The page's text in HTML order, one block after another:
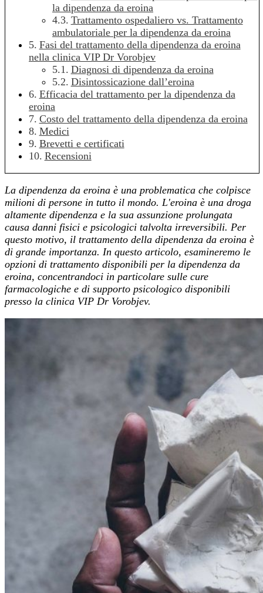
la dipendenza da eroina
Trattamento ospedaliero vs. Trattamento
ambulatoriale per la dipendenza da eroina
Fasi del trattamento della dipendenza da eroina
nella clinica VIP Dr Vorobjev
Diagnosi di dipendenza da eroina
Disintossicazione dall’eroina
Efficacia del trattamento per la dipendenza da
eroina
Costo del trattamento della dipendenza da eroina
Medici
Brevetti e certificati
Recensioni
La dipendenza da eroina è una problematica che colpisce
milioni di persone in tutto il mondo. L'eroina è una droga
altamente dipendenza e la sua assunzione prolungata
causa danni fisici e psicologici talvolta irreversibili. Per
questo motivo, il trattamento della dipendenza da eroina è
di grande importanza. In questo articolo, esamineremo le
opzioni di trattamento disponibili per la dipendenza da
eroina, concentrandoci in particolare sulle cure
farmacologiche e di supporto psicologico disponibili
presso la clinica VIP Dr Vorobjev.